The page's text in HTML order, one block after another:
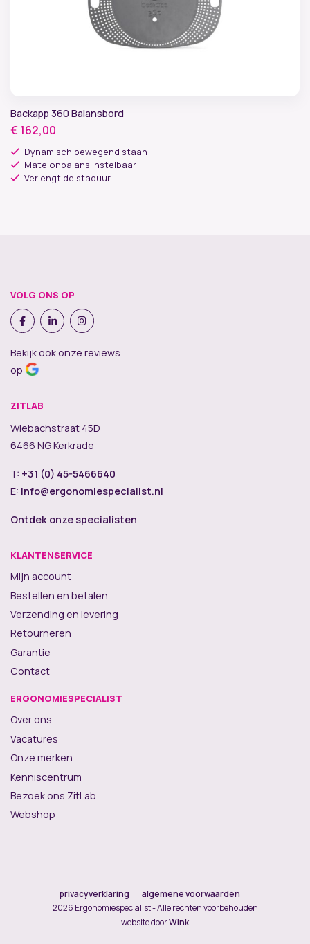
Backapp 360 Balansbord
€ 162,00
Dynamisch bewegend staan
Mate onbalans instelbaar
Verlengt de staduur
VOLG ONS OP
Bekijk ook onze reviews
op
ZITLAB
Wiebachstraat 45D
6466 NG Kerkrade
T: +31 (0) 45-5466640
E: info@ergonomiespecialist.nl
Ontdek onze specialisten
KLANTENSERVICE
Mijn account
Bestellen en betalen
Verzending en levering
Retourneren
Garantie
Contact
ERGONOMIESPECIALIST
Over ons
Vacatures
Onze merken
Kenniscentrum
Bezoek ons ZitLab
Webshop
privacyverklaring
algemene voorwaarden
2026 Ergonomiespecialist - Alle rechten voorbehouden
website doorWink